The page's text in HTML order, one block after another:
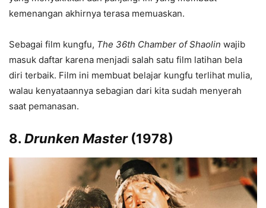
kemenangan akhirnya terasa memuaskan.
Sebagai film kungfu, The 36th Chamber of Shaolin wajib
masuk daftar karena menjadi salah satu film latihan bela
diri terbaik. Film ini membuat belajar kungfu terlihat mulia,
walau kenyataannya sebagian dari kita sudah menyerah
saat pemanasan.
8. Drunken Master(1978)